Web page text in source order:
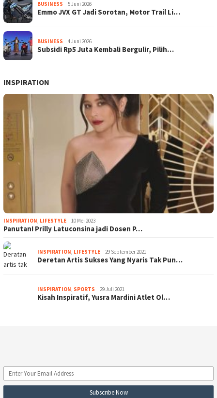
BUSINESS 5 Juni 2026
Emmo JVX GT Jadi Sorotan, Motor Trail Li…
BUSINESS 4 Juni 2026
Subsidi Rp5 Juta Kembali Bergulir, Pilih…
INSPIRATION
INSPIRATION, LIFESTYLE 10 Mei 2023
Panutan! Prilly Latuconsina jadi Dosen P…
INSPIRATION, LIFESTYLE 29 September 2021
Deretan Artis Sukses Yang Nyaris Tak Pun…
INSPIRATION, SPORTS 29 Juli 2021
Kisah Inspiratif, Yusra Mardini Atlet Ol…